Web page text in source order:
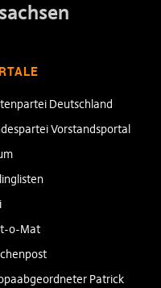
Deutschland
Vorstandsportal
o-Mat
Patrick